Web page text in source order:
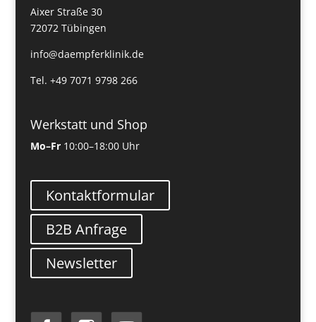
Aixer Straße 30
72072 Tübingen
info@daempferklinik.de
Tel. +49 7071 9798 266
Werkstatt und Shop
Mo–Fr10:00–18:00 Uhr
Kontaktformular
B2B Anfrage
Newsletter